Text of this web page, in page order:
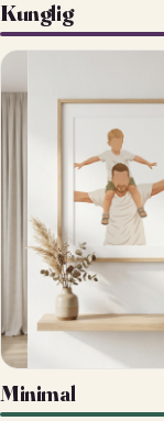
Kunglig
Minimal